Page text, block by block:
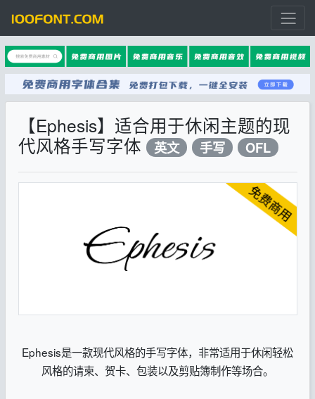
【Ephesis】适合用于休闲主题的现
代风格手写字体
英文 手写 OFL
Ephesis是一款现代风格的手写字体，非常适用于休闲轻松
风格的请柬、贺卡、包装以及剪贴簿制作等场合。